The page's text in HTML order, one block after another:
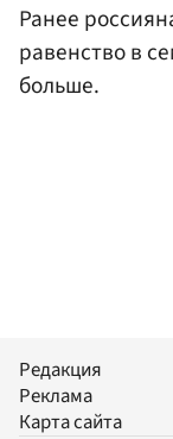
Ранее
равенство в
больше.
Редакция
Реклама
Карта сайта